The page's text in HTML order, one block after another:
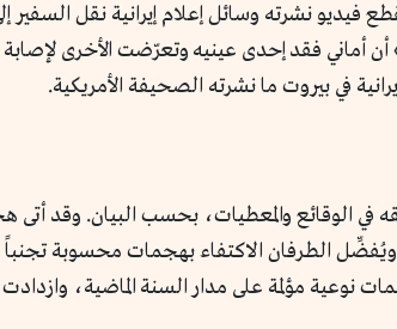
فيديو نشرته وسائل إعلام إيرانية نقل
أن أماني فقد إحدى عينيه وتعرّضت الأخرى
في بيروت ما نشرته الصحيفة الأمريكية.
في الوقائع والمعطيات، بحسب البيان. وقد
ويُفضِّل الطرفان الاكتفاء بهجمات محسوبة
مؤلمة على مدار السنة الماضية، وازدادت